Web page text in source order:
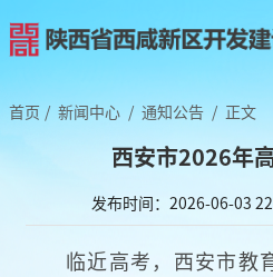
首页 / 新闻中心 / 通知公告 / 正文
西安市2026年
发布时间：2026-06-03
临近高考，西安市教